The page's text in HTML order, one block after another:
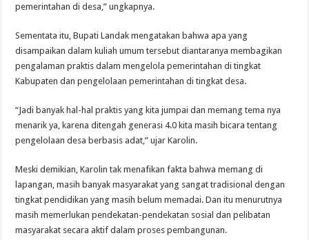
pemerintahan di desa,” ungkapnya.
Sementata itu, Bupati Landak mengatakan bahwa apa yang
disampaikan dalam kuliah umum tersebut diantaranya membagikan
pengalaman praktis dalam mengelola pemerintahan di tingkat
Kabupaten dan pengelolaan pemerintahan di tingkat desa.
“Jadi banyak hal-hal praktis yang kita jumpai dan memang tema nya
menarik ya, karena ditengah generasi 4.0 kita masih bicara tentang
pengelolaan desa berbasis adat,” ujar Karolin.
Meski demikian, Karolin tak menafikan fakta bahwa memang di
lapangan, masih banyak masyarakat yang sangat tradisional dengan
tingkat pendidikan yang masih belum memadai. Dan itu menurutnya
masih memerlukan pendekatan-pendekatan sosial dan pelibatan
masyarakat secara aktif dalam proses pembangunan.